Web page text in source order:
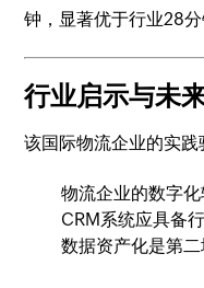
钟，显著优于行业28分
行业启示与未
该国际物流企业的实践
物流企业的数字
CRM系统应具备
数据资产化是第